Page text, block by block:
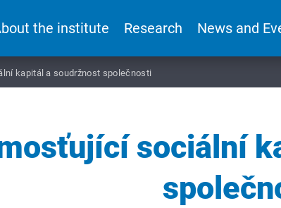
the institute Research News and
kapitál a soudržnost společnosti
sociální